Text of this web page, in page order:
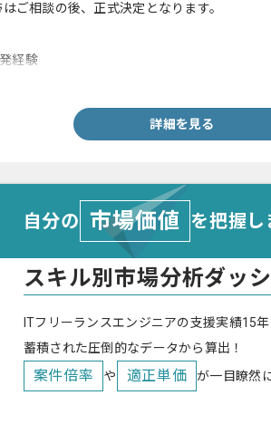
ご相談の後、正式決定となります。
経験
詳細を見る
自分の 市場価値 を把握
スキル別市場分析ダッ
ITフリーランスエンジニアの支援実績15
蓄積された圧倒的なデータから算出！
案件倍率 や 適正単価 が一目瞭然